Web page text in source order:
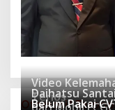
Otomotif
Video
Terios
Daihatsu
Belum Pakai